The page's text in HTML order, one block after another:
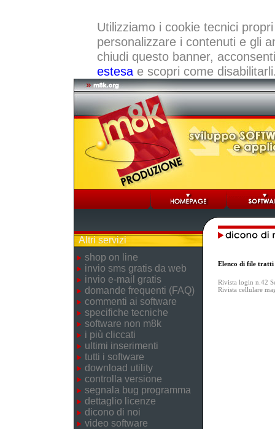
Utilizziamo i cookie tecnici
personalizzare i contenuti e gli
chiudi questo banner,
estesae scopri come
Altri servizi
shop on line
invio sms gratis da web
invio e-mail gratis
domande frequenti (FAQ)
commenti ai software
specifiche tecniche
software non m8k
i più cliccati
ultimi inserimenti
tutti i software
download utility
controlla versione
segnala bug programma
dettaglio licenze
dicono di noi
video software
Elenco di file tratti
Rivista login n.42
Rivista cellulare